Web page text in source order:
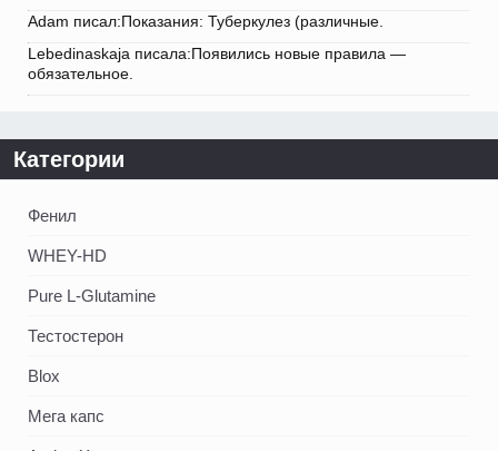
Adam писал:Показания: Туберкулез (различные.
Lebedinaskaja писала:Появились новые правила —
обязательное.
Категории
Фенил
WHEY-HD
Pure L-Glutamine
Тестостерон
Blox
Мега капс